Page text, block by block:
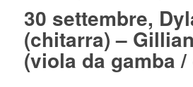
30 settembre,
(chitarra) –
(viola da gamba